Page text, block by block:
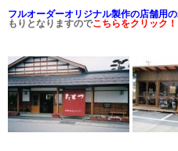
フルオーダーオリジナル製作の店舗用
もりとなりますのでこちらをクリック！